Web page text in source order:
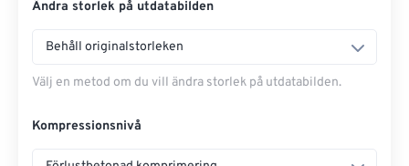
Ändra storlek på utdatabilden
Behåll originalstorleken
Välj en metod om du vill ändra storlek på utdatabilden.
Kompressionsnivå